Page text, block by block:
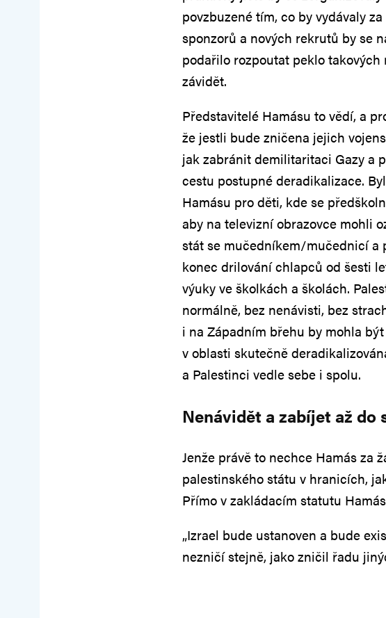
povzbuzené tím, co by vydávaly
sponzorů a nových rekrutů by se
podařilo rozpoutat peklo
závidět.
Představitelé Hamásu to vědí, a
že jestli bude zničena jejich
jak zabránit demilitaritaci Gazy a
cestu postupné deradikalizace.
Hamásu pro děti, kde se
aby na televizní obrazovce mohli
stát se mučedníkem/mučednicí a
konec drilování chlapců od šesti
výuky ve školkách a školách.
normálně, bez nenávisti, bez
i na Západním břehu by mohla
v oblasti skutečně
a Palestinci vedle sebe i spolu.
Nenávidět a zabíjet až do
Jenže právě to nechce Hamás za
palestinského státu v hranicích,
Přímo v zakládacím statutu
„Izrael bude ustanoven a bude
nezničí stejně, jako zničil řadu